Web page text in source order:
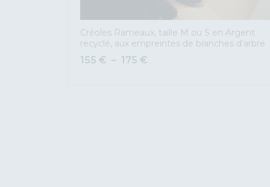
Créoles Rameaux, taille M ou S en Argent
recyclé, aux empreintes de branches d’arbre
155 € – 175 €